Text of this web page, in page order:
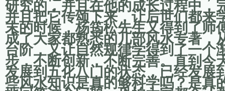
研究的，并且在他的成长过程中，
并且把它传颂下来，让后世们都来
末的时候，杨筠松先生又得到了师
成了大家都熟悉的几部风水专著，
台阶，又让自然规律学得到了一个
步，不断创新，不断完善。直到今
发展到五化八门的状态，已经发展
些风水知识是真的够科学吗？是真